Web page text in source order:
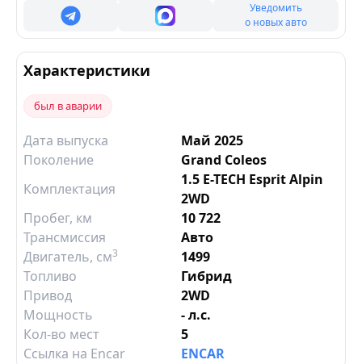
Уведомить
о новых авто
Характеристики
был в аварии
Дата выпуска
Май 2025
Поколение
Grand Coleos
Комплектация
1.5 E-TECH Esprit Alpin
2WD
Пробег, км
10 722
Трансмиссия
Авто
Двигатель, см3
1499
Топливо
Гибрид
Привод
2WD
Мощность
- л.с.
Кол-во мест
5
Ссылка на Encar
ENCAR